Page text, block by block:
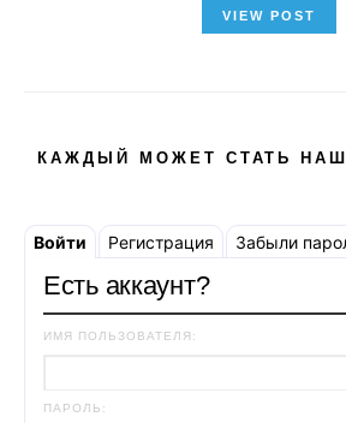
VIEW POST
КАЖДЫЙ МОЖЕТ СТАТЬ
Войти Регистрация Забыли
Есть аккаунт?
ИМЯ ПОЛЬЗОВАТЕЛЯ:
ПАРОЛЬ: